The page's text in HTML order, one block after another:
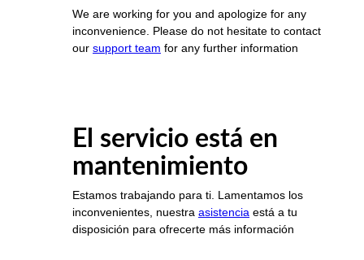
We are working for you and apologize for any
inconvenience. Please do not hesitate to contact
our support team for any further information
El servicio está en
mantenimiento
Estamos trabajando para ti. Lamentamos los
inconvenientes, nuestra asistencia está a tu
disposición para ofrecerte más información